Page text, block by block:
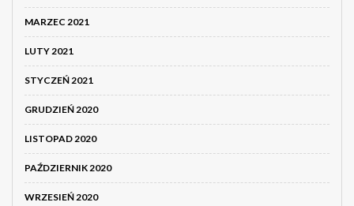
MARZEC 2021
LUTY 2021
STYCZEŃ 2021
GRUDZIEŃ 2020
LISTOPAD 2020
PAŹDZIERNIK 2020
WRZESIEŃ 2020